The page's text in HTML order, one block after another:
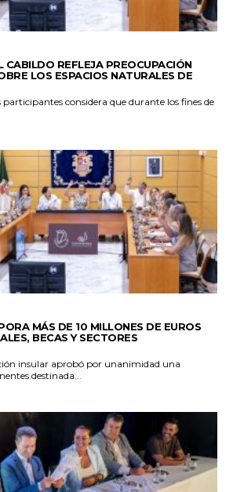
CABILDO REFLEJA PREOCUPACIÓN
LOS ESPACIOS NATURALES DE
participantes considera que durante los fines de
MÁS DE 10 MILLONES DE EUROS
BECAS Y SECTORES
insular aprobó por unanimidad una
destinada...